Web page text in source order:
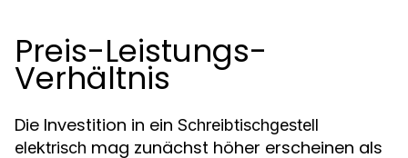
Preis-Leistungs-
Verhältnis
Die Investition in ein Schreibtischgestell
elektrisch mag zunächst höher erscheinen als